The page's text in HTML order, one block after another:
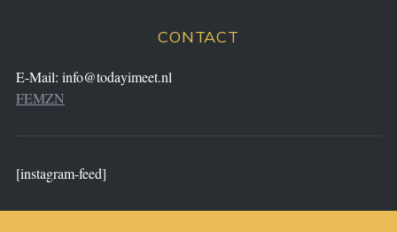
CONTACT
E-Mail: info@todayimeet.nl
FEMZN
[instagram-feed]